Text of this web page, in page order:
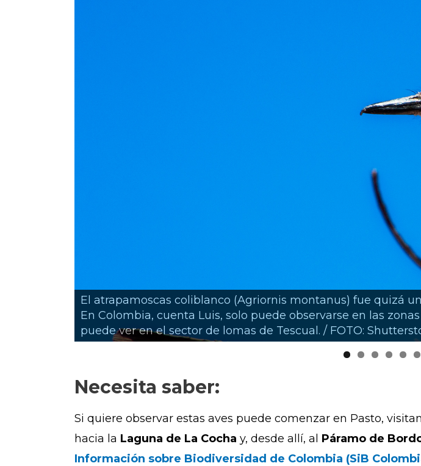
El atrapamoscas coliblanco (Agriornis montanus) fue quizá
En Colombia, cuenta Luis, solo puede observarse en las
puede ver en el sector de lomas de Tescual. / FOTO:
Necesita saber:
Si quiere observar estas aves puede comenzar en Pasto,
hacia la Laguna de La Cocha y, desde allí, al Páramo de
Información sobre Biodiversidad de Colombia (SiB